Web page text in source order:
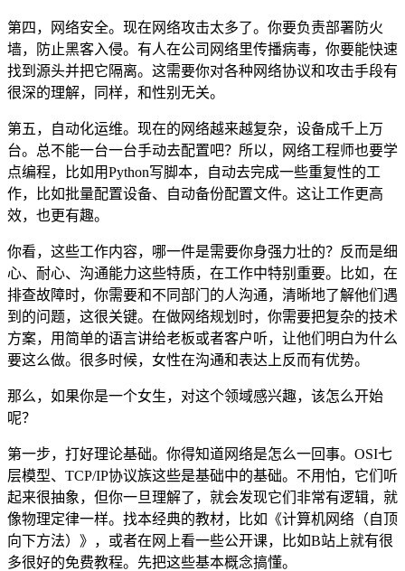
第四，网络安全。现在网络攻击太多了。你要负责部署防火
墙，防止黑客入侵。有人在公司网络里传播病毒，你要能快速
找到源头并把它隔离。这需要你对各种网络协议和攻击手段有
很深的理解，同样，和性别无关。
第五，自动化运维。现在的网络越来越复杂，设备成千上万
台。总不能一台一台手动去配置吧？所以，网络工程师也要学
点编程，比如用Python写脚本，自动去完成一些重复性的工
作，比如批量配置设备、自动备份配置文件。这让工作更高
效，也更有趣。
你看，这些工作内容，哪一件是需要你身强力壮的？反而是细
心、耐心、沟通能力这些特质，在工作中特别重要。比如，在
排查故障时，你需要和不同部门的人沟通，清晰地了解他们遇
到的问题，这很关键。在做网络规划时，你需要把复杂的技术
方案，用简单的语言讲给老板或者客户听，让他们明白为什么
要这么做。很多时候，女性在沟通和表达上反而有优势。
那么，如果你是一个女生，对这个领域感兴趣，该怎么开始
呢？
第一步，打好理论基础。你得知道网络是怎么一回事。OSI七
层模型、TCP/IP协议族这些是基础中的基础。不用怕，它们听
起来很抽象，但你一旦理解了，就会发现它们非常有逻辑，就
像物理定律一样。找本经典的教材，比如《计算机网络（自顶
向下方法）》，或者在网上看一些公开课，比如B站上就有很
多很好的免费教程。先把这些基本概念搞懂。